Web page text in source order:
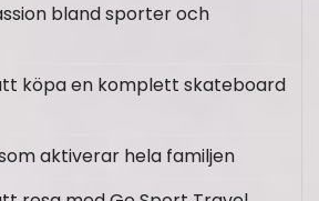
bland sporter och
köpa en komplett skateboard
aktiverar hela familjen